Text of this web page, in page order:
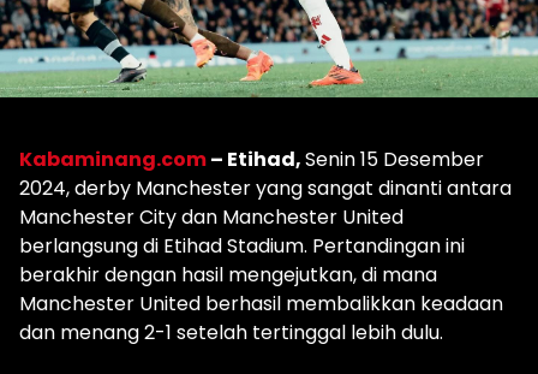
Kabaminang.com– Etihad,Senin 15 Desember
2024, derby Manchester yang sangat dinanti antara
Manchester City dan Manchester United
berlangsung di Etihad Stadium. Pertandingan ini
berakhir dengan hasil mengejutkan, di mana
Manchester United berhasil membalikkan keadaan
dan menang 2-1 setelah tertinggal lebih dulu.